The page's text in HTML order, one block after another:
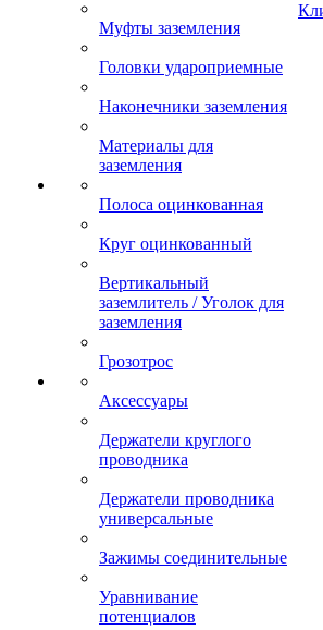
Муфты заземления
Головки удароприемные
Наконечники заземления
Материалы для
заземления
Полоса оцинкованная
Круг оцинкованный
Вертикальный
заземлитель / Уголок для
заземления
Грозотрос
Аксессуары
Держатели круглого
проводника
Держатели проводника
универсальные
Зажимы соединительные
Уравнивание
потенциалов